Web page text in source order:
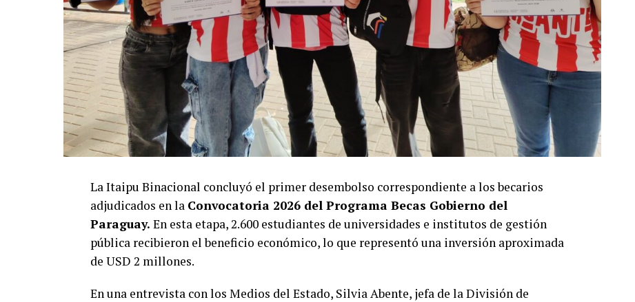
La Itaipu Binacional concluyó el primer desembolso correspondiente a los becarios
adjudicados en la Convocatoria 2026 del Programa Becas Gobierno del
Paraguay. En esta etapa, 2.600 estudiantes de universidades e institutos de gestión
pública recibieron el beneficio económico, lo que representó una inversión aproximada
de USD 2 millones.
En una entrevista con los Medios del Estado, Silvia Abente, jefa de la División de